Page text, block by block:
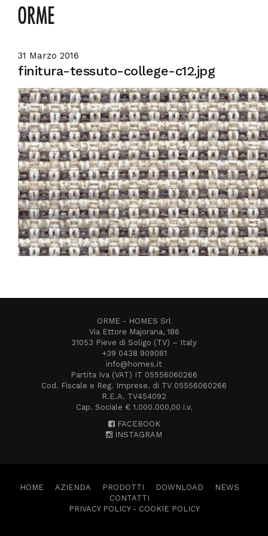
31 Marzo 2016
finitura-tessuto-college-c12.jpg
ORME - HOMES Srl
Via Ettore Majorana, 186
31053 Pieve di Soligo (TV) – Italy
+39 0438 909081
info@homes.it
Partita Iva (VAT) IT 05556060266
Cod. Fiscale e Reg. Imprese. di TV 05556060266
R.E.A. TV454092
Cap. Sociale € 1.000.000,00 i.v.
FACEBOOK
INSTAGRAM
HOME AZIENDA PRODOTTI DOWNLOAD
NEWS
CONTATTI
PRIVACY POLICY- COOKIE POLICY